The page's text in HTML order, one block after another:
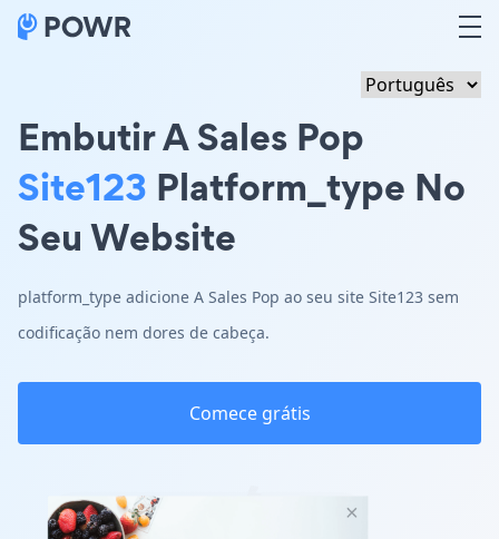
Embutir A Sales Pop
Site123 Platform_type No
Seu Website
platform_type adicione A Sales Pop ao seu site Site123 sem
codificação nem dores de cabeça.
Comece grátis